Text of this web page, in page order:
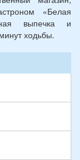
«Белая
выпечка и
ходьбы.